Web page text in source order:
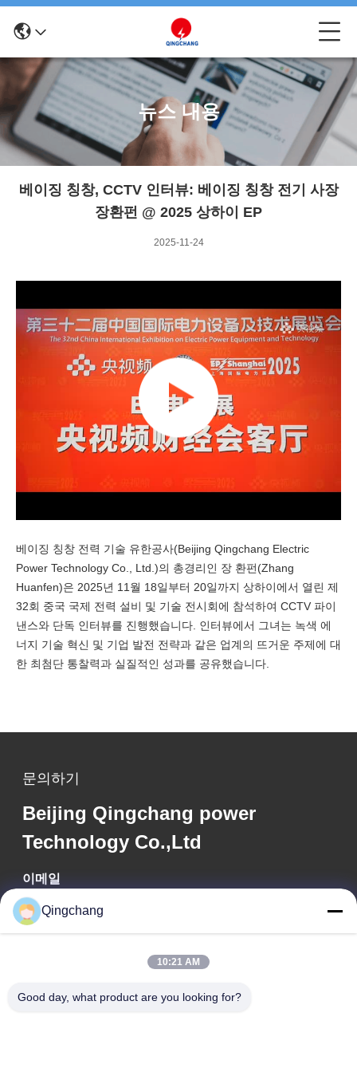
뉴스 내용
베이징 칭창, CCTV 인터뷰: 베이징 칭창 전기 사장
장환펀 @ 2025 상하이 EP
2025-11-24
베이징 칭창 전력 기술 유한공사(Beijing Qingchang Electric
Power Technology Co., Ltd.)의 총경리인 장 환펀(Zhang
Huanfen)은 2025년 11월 18일부터 20일까지 상하이에서 열린 제
32회 중국 국제 전력 설비 및 기술 전시회에 참석하여 CCTV 파이
낸스와 단독 인터뷰를 진행했습니다. 인터뷰에서 그녀는 녹색 에
너지 기술 혁신 및 기업 발전 전략과 같은 업계의 뜨거운 주제에 대
한 최첨단 통찰력과 실질적인 성과를 공유했습니다.
문의하기
Beijing Qingchang power
Technology Co.,Ltd
이메일
qc_marketing@qch365.com
Qingchang
10:21 AM
Good day, what product are you looking for?